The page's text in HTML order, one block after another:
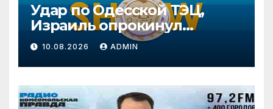
Удар по Одесской ТЭЦ,
Израиль опрокинул
Трампа, Яблоко: страсти
накаляются.
Преображенский, Чижов
10.08.2026 ADMIN